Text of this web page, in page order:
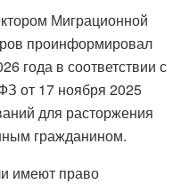
Миграционной
проинформировал
года в соответствии с
от 17 ноября 2025
для расторжения
гражданином.
имеют право